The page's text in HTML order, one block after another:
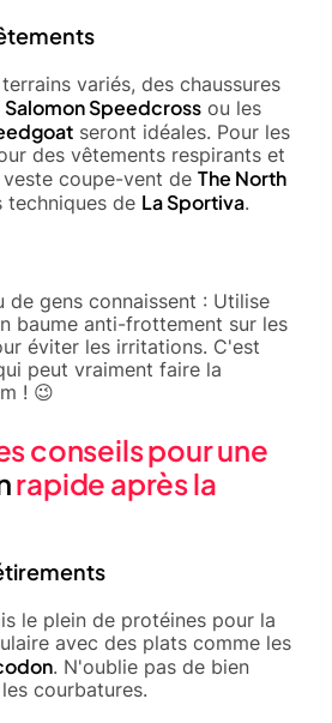
variés, des chaussures
Salomon Speedcross ou les
seront idéales. Pour les
des vêtements respirants et
coupe-vent de The North
de La Sportiva.
de gens connaissent : Utilise
baume anti-frottement sur les
éviter les irritations. C'est
peut vraiment faire la
! 😉
conseils pour une
rapide après la
le plein de protéines pour la
avec des plats comme les
. N'oublie pas de bien
courbatures.